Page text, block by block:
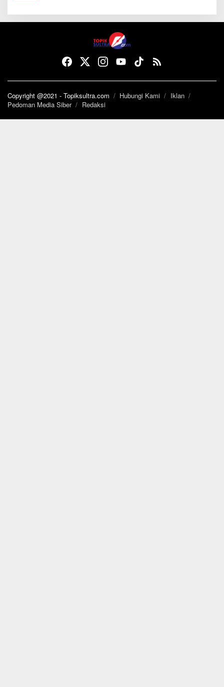
Copyright @2021 - Topiksultra.com Hubungi Kami
Iklan
Pedoman Media Siber
Redaksi